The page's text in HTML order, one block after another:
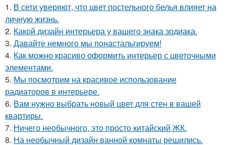
1. В сети уверяют, что цвет постельного белья влияет на
личную жизнь.
2. Какой дизайн интерьера у вашего знака зодиака.
3. Давайте немного мы понастальгируем!
4. Как можно красиво оформить интерьер с цветочными
элементами.
5. Мы посмотрим на красивое использование
радиаторов в интерьере.
6. Вам нужно выбрать новый цвет для стен в вашей
квартиры.
7. Ничего необычного, это просто китайский ЖК.
8. На необычный дизайн ванной комнаты решились.